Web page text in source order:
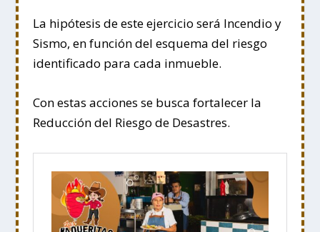
La hipótesis de este ejercicio será Incendio y
Sismo, en función del esquema del riesgo
identificado para cada inmueble.
Con estas acciones se busca fortalecer la
Reducción del Riesgo de Desastres.